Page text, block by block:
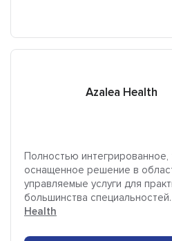
Azalea Health
Полностью интегрированное,
оснащенное решение в
управляемые услуги для
большинства специальностей.
Health